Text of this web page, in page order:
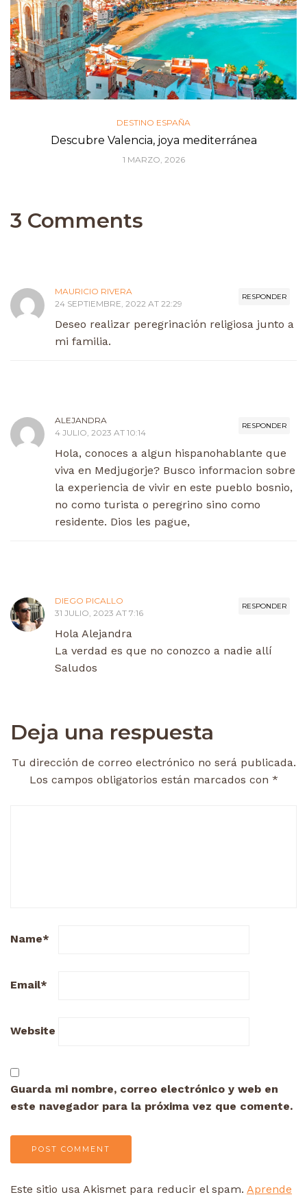
DESTINO ESPAÑA
Descubre Valencia, joya mediterránea
1 MARZO, 2026
3 Comments
RESPONDER
MAURICIO RIVERA
24 SEPTIEMBRE, 2022 AT 22:29
Deseo realizar peregrinación religiosa junto a
mi familia.
RESPONDER
ALEJANDRA
4 JULIO, 2023 AT 10:14
Hola, conoces a algun hispanohablante que
viva en Medjugorje? Busco informacion sobre
la experiencia de vivir en este pueblo bosnio,
no como turista o peregrino sino como
residente. Dios les pague,
RESPONDER
DIEGO PICALLO
31 JULIO, 2023 AT 7:16
Hola Alejandra
La verdad es que no conozco a nadie allí
Saludos
Deja una respuesta
Tu dirección de correo electrónico no será publicada.
Los campos obligatorios están marcados con *
Name*
Email*
Website
Guarda mi nombre, correo electrónico y web en
este navegador para la próxima vez que comente.
Este sitio usa Akismet para reducir el spam. Aprende